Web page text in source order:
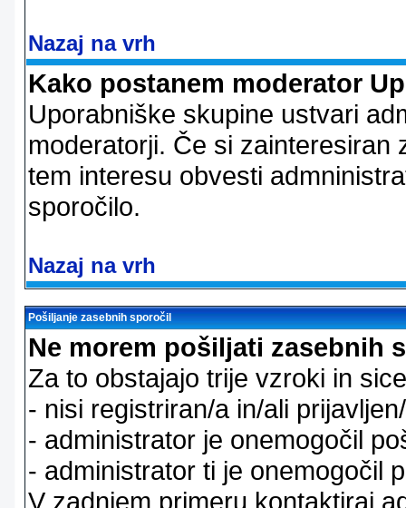
Nazaj na vrh
Kako postanem moderator
Uporabniške skupine ustvari
moderatorji. Če si
tem interesu obvesti
sporočilo.
Nazaj na vrh
Pošiljanje zasebnih sporočil
Ne morem pošiljati zasebnih
Za to obstajajo trije vzroki in
- nisi registriran/a in/ali
- administrator je onemogočil
- administrator ti je onemogočil
V zadnjem primeru kontaktiraj